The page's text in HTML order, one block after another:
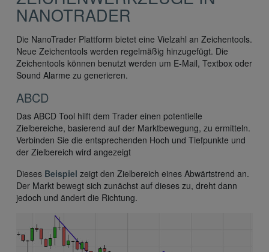
NANOTRADER
Die NanoTrader Plattform bietet eine Vielzahl an Zeichentools.
Neue Zeichentools werden regelmäßig hinzugefügt. Die
Zeichentools können benutzt werden um E-Mail, Textbox oder
Sound Alarme zu generieren.
ABCD
Das ABCD Tool hilft dem Trader einen potentielle
Zielbereiche, basierend auf der Marktbewegung, zu ermitteln.
Verbinden Sie die entsprechenden Hoch und Tiefpunkte und
der Zielbereich wird angezeigt
Dieses Beispiel zeigt den Zielbereich eines Abwärtstrend an.
Der Markt bewegt sich zunächst auf dieses zu, dreht dann
jedoch und ändert die Richtung.